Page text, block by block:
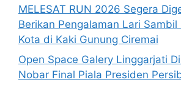
MELESAT RUN 2026 Segera
Berikan Pengalaman Lari Sambil
Kota di Kaki Gunung Ciremai
Open Space Galery Linggarjati
Nobar Final Piala Presiden